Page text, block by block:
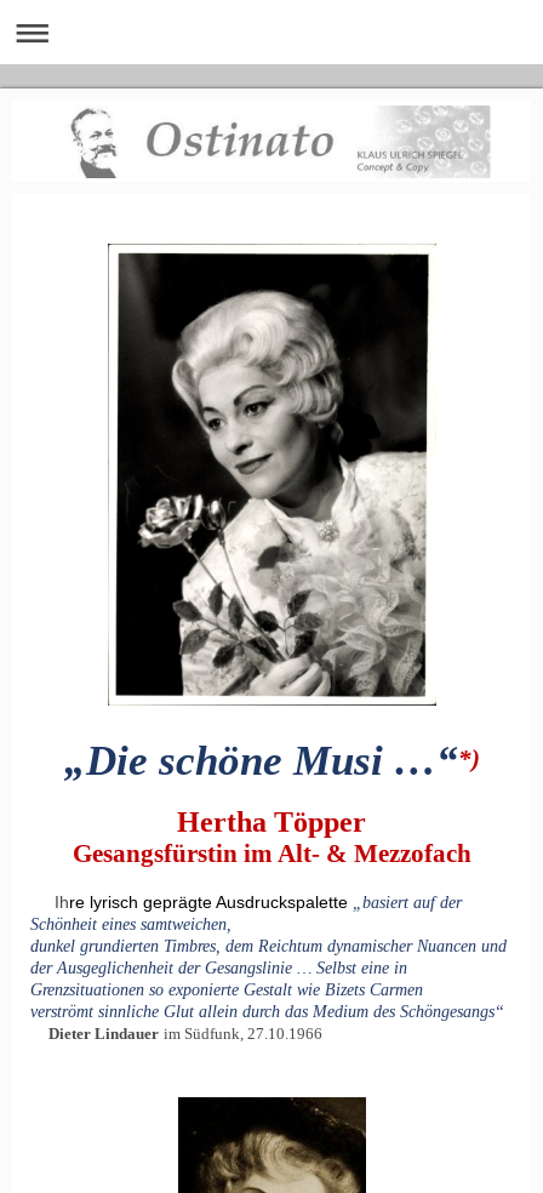
„Die schöne Musi …“*)
Hertha Töpper
Gesangsfürstin im Alt- & Mezzofach
Ihre lyrisch geprägte Ausdruckspalette „basiert auf der
Schönheit eines samtweichen,
dunkel grundierten Timbres, dem Reichtum dynamischer Nuancen und
der Ausgeglichenheit der Gesangslinie … Selbst eine in
Grenzsituationen so exponierte Gestalt wie Bizets Carmen
verströmt sinnliche Glut allein durch das Medium des Schöngesangs“
Dieter Lindauer im Südfunk, 27.10.1966